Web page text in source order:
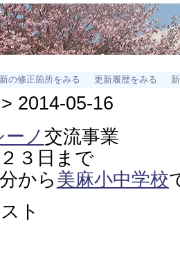
の修正箇所をみる 更新履歴をみる
> 2014-05-16
ノ 交流事業
３日まで
から美麻小中学校
ト